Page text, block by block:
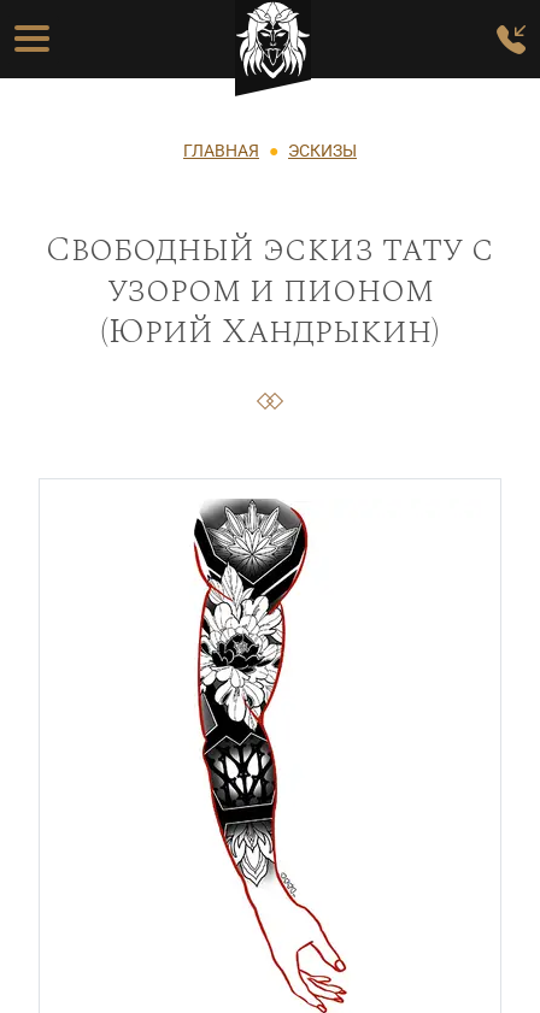
Перейти к основному содержанию
Основная навигация
Строка навигации
ГЛАВНАЯ ЭСКИЗЫ
Свободный эскиз тату с
узором и пионом
(Юрий Хандрыкин)